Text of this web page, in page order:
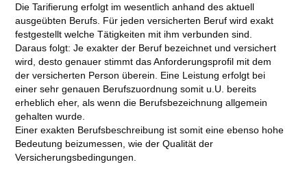
Die Tarifierung erfolgt im wesentlich anhand des aktuell
ausgeübten Berufs. Für jeden versicherten Beruf wird exakt
festgestellt welche Tätigkeiten mit ihm verbunden sind.
Daraus folgt: Je exakter der Beruf bezeichnet und versichert
wird, desto genauer stimmt das Anforderungsprofil mit dem
der versicherten Person überein. Eine Leistung erfolgt bei
einer sehr genauen Berufszuordnung somit u.U. bereits
erheblich eher, als wenn die Berufsbezeichnung allgemein
gehalten wurde.
Einer exakten Berufsbeschreibung ist somit eine ebenso hohe
Bedeutung beizumessen, wie der Qualität der
Versicherungsbedingungen.